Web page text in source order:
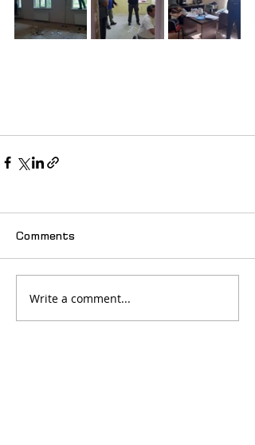
Comments
Write a comment...